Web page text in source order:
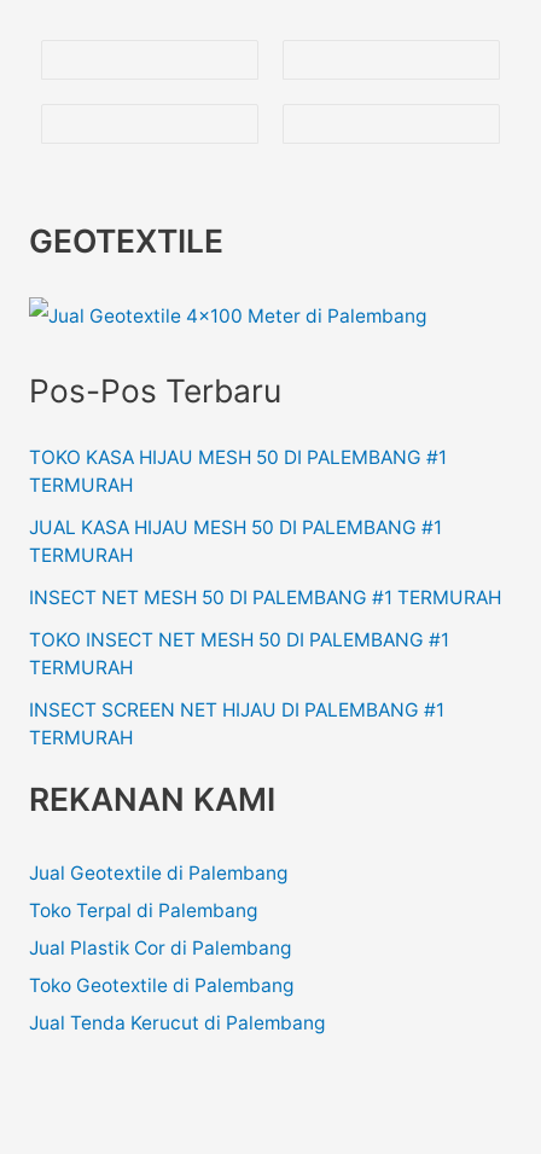
GEOTEXTILE
Pos-Pos Terbaru
TOKO KASA HIJAU MESH 50 DI PALEMBANG #1
TERMURAH
JUAL KASA HIJAU MESH 50 DI PALEMBANG #1
TERMURAH
INSECT NET MESH 50 DI PALEMBANG #1 TERMURAH
TOKO INSECT NET MESH 50 DI PALEMBANG #1
TERMURAH
INSECT SCREEN NET HIJAU DI PALEMBANG #1
TERMURAH
REKANAN KAMI
Jual Geotextile di Palembang
Toko Terpal di Palembang
Jual Plastik Cor di Palembang
Toko Geotextile di Palembang
Jual Tenda Kerucut di Palembang